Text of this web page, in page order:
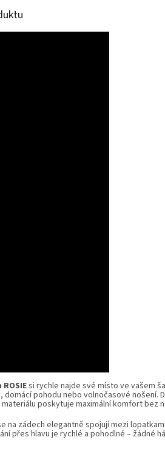
ROSIEsi rychle najde své místo ve vašem
pohodu nebo volnočasové nošení.
poskytuje maximální komfort bez
na zádech elegantně spojují mezi
přes hlavu je rychlé a pohodlné – žádné